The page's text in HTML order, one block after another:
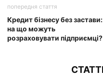
попередня стаття
Кредит бізнесу без застави:
на що можуть
розраховувати підприємці?